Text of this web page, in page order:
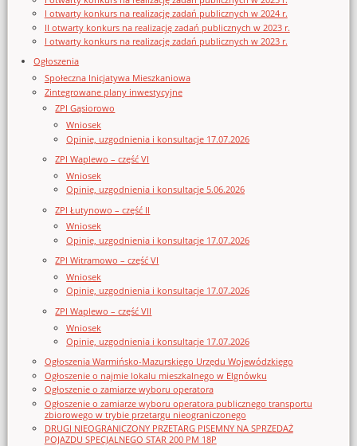
I otwarty konkurs na realizację zadań publicznych w 2024 r.
II otwarty konkurs na realizację zadań publicznych w 2023 r.
I otwarty konkurs na realizację zadań publicznych w 2023 r.
Ogłoszenia
Społeczna Inicjatywa Mieszkaniowa
Zintegrowane plany inwestycyjne
ZPI Gąsiorowo
Wniosek
Opinie, uzgodnienia i konsultacje 17.07.2026
ZPI Waplewo – część VI
Wniosek
Opinie, uzgodnienia i konsultacje 5.06.2026
ZPI Łutynowo – część II
Wniosek
Opinie, uzgodnienia i konsultacje 17.07.2026
ZPI Witramowo – część VI
Wniosek
Opinie, uzgodnienia i konsultacje 17.07.2026
ZPI Waplewo – część VII
Wniosek
Opinie, uzgodnienia i konsultacje 17.07.2026
Ogłoszenia Warmińsko-Mazurskiego Urzędu Wojewódzkiego
Ogłoszenie o najmie lokalu mieszkalnego w Elgnówku
Ogłoszenie o zamiarze wyboru operatora
Ogłoszenie o zamiarze wyboru operatora publicznego transportu
zbiorowego w trybie przetargu nieograniczonego
DRUGI NIEOGRANICZONY PRZETARG PISEMNY NA SPRZEDAŻ
POJAZDU SPECJALNEGO STAR 200 PM 18P